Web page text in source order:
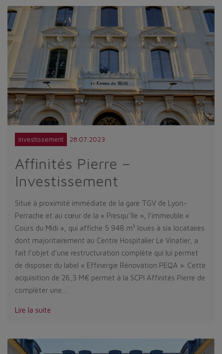
Investissement 28.07.2023
Affinités Pierre –
Investissement
Situé à proximité immédiate de la gare TGV de Lyon-
Perrache et au cœur de la « Presqu’île », l’immeuble «
Cours du Midi », qui affiche 5 948 m² loués à six locataires
dont majoritairement au Centre Hospitalier Le Vinatier, a
fait l’objet d’une restructuration complète qui lui permet
de disposer du label « Effinergie Rénovation PEQA ». Cette
acquisition de 26,3 M€ permet à la SCPI Affinités Pierre de
compléter une…
Lire la suite